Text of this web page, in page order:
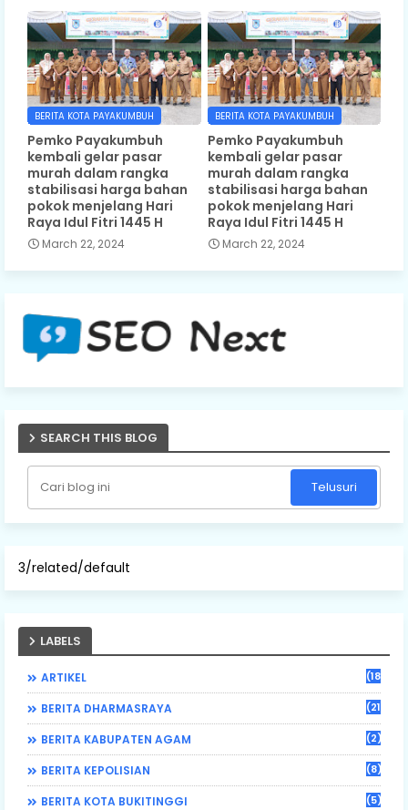
BERITA KOTA PAYAKUMBUH
Pemko Payakumbuh
kembali gelar pasar
murah dalam rangka
stabilisasi harga bahan
pokok menjelang Hari
Raya Idul Fitri 1445 H
March 22, 2024
BERITA KOTA PAYAKUMBUH
Pemko Payakumbuh
kembali gelar pasar
murah dalam rangka
stabilisasi harga bahan
pokok menjelang Hari
Raya Idul Fitri 1445 H
March 22, 2024
SEARCH THIS BLOG
3/related/default
LABELS
ARTIKEL (184)
BERITA DHARMASRAYA (21)
BERITA KABUPATEN AGAM (2)
BERITA KEPOLISIAN (8)
BERITA KOTA BUKITINGGI (5)